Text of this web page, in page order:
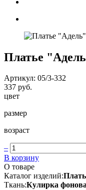
Платье
Артикул: 05/3-332
337 руб.
цвет
размер
возраст
–
В корзину
О товаре
Каталог изделий:
Ткань:Кулирка